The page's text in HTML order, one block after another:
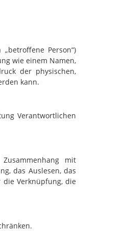
Person“)
wie einem Namen,
der physischen,
kann.
Verantwortlichen
mit
das Auslesen, das
Verknüpfung, die